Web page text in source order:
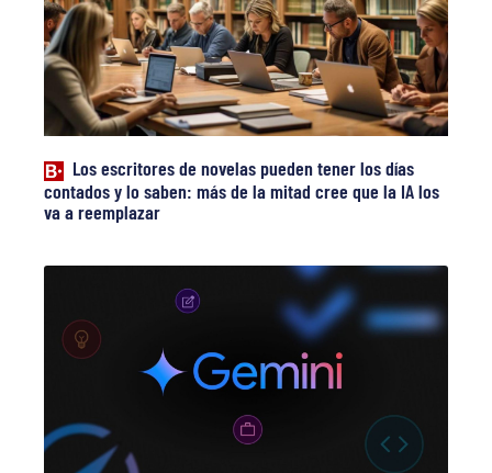
Los escritores de novelas pueden tener los días
contados y lo saben: más de la mitad cree que la IA los
va a reemplazar